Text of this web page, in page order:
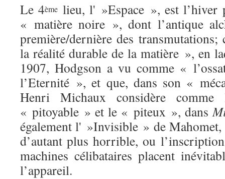
Le 4ème lieu, l' »Espace », est l’hiver
« matière noire », dont l’antique
première/dernière des
la réalité durable de la matière », en
1907, Hodgson a vu comme «
l’Eternité », et que, dans son «
Henri Michaux considère
« pitoyable » et le « piteux », dans
également l' »Invisible » de
d’autant plus horrible, ou
machines célibataires placent
l’appareil.